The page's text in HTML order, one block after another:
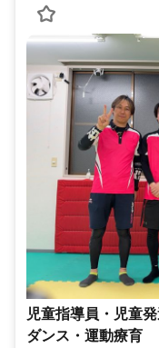
児童指導員・児童
ダンス・運動療育